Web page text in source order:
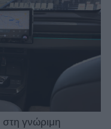
στη γνώριμη